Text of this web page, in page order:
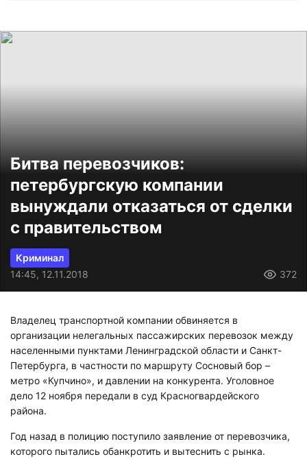
Битва перевозчиков:
петербургскую компании
вынуждали отказаться от сделки
с правительством
Криминал
14:45, 12.11.2018
372
Владелец транспортной компании обвиняется в
организации нелегальных пассажирских перевозок между
населенными пунктами Ленинградской области и Санкт-
Петербурга, в частности по маршруту Сосновый бор –
метро «Купчино», и давлении на конкурента. Уголовное
дело 12 ноября передали в суд Красногвардейского
района.
Год назад в полицию поступило заявление от перевозчика,
которого пытались обанкротить и вытеснить с рынка.